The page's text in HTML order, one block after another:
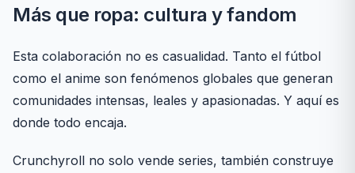
Más que ropa: cultura y fandom
Esta colaboración no es casualidad. Tanto el fútbol
como el anime son fenómenos globales que generan
comunidades intensas, leales y apasionadas. Y aquí es
donde todo encaja.
Crunchyroll no solo vende series, también construye